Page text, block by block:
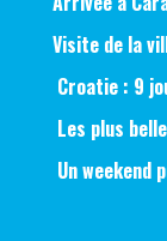
Un weekend